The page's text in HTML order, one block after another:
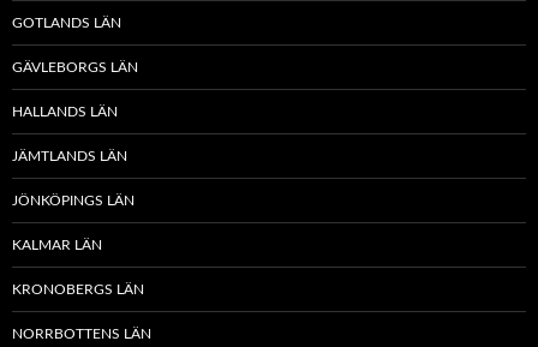
GOTLANDS LÄN
GÄVLEBORGS LÄN
HALLANDS LÄN
JÄMTLANDS LÄN
JÖNKÖPINGS LÄN
KALMAR LÄN
KRONOBERGS LÄN
NORRBOTTENS LÄN